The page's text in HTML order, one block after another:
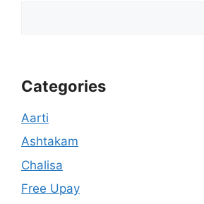
Categories
Aarti
Ashtakam
Chalisa
Free Upay